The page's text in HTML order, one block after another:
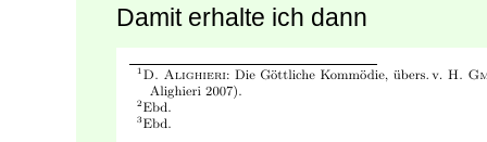
Damit erhalte ich dann